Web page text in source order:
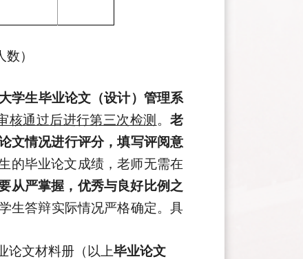
数）
学生毕业论文（设计）管理系
核通过后进行第三次检测 。老
文情况进行评分，填写评阅意
的毕业论文成绩，老师无需在
从严掌握，优秀与良好比例之
生答辩实际情况严格确定。具
论文材料册（以上毕业论文